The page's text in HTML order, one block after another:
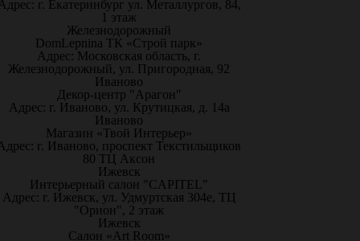
г. Екатеринбург ул. Металлургов, 84,
1 этаж
Железнодорожный
DomLepnina ТК «Строй парк»
Адрес: Московская область, г.
Железнодорожный, ул. Пригородная, 92
Иваново
Декор-центр "Арагон"
Адрес: г. Иваново, ул. Крутицкая, д. 14а
Иваново
Магазин «Твой Интерьер»
г. Иваново, проспект Текстильщиков
80 ТЦ Аксон
Ижевск
Интерьерный салон "CAPITEL"
Адрес: г. Ижевск, ул. Удмуртская 304е, ТЦ
"Орион", 2 этаж
Ижевск
Салон «Art Room»